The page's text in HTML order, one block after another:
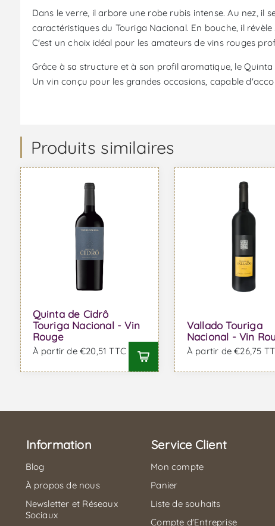
Dans le verre, il arbore une robe rubis intense. Au nez, il
caractéristiques du Touriga Nacional. En bouche, il
C'est un choix idéal pour les amateurs de vins rouges
Grâce à sa structure et à son profil aromatique, le
Un vin conçu pour les grandes occasions, capable
Produits similaires
Quinta de Cidrô
Touriga Nacional - Vin
Rouge
À partir de €20,51 TTC
Vallado Touriga
Nacional - Vin
À partir de €26,75
Information
Blog
À propos de nous
Newsletter et Réseaux
Sociaux
Service Client
Mon compte
Panier
Liste de souhaits
Compte d'Entreprise